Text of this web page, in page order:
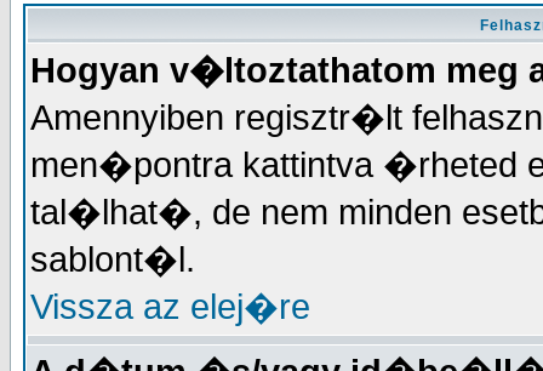
Hogyan v�ltoztathatom
Amennyiben regisztr�lt
men�pontra kattintva �rheted
tal�lhat�, de nem minden
sablont�l.
Vissza az elej�re